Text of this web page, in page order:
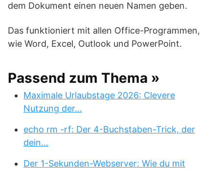
dem Dokument einen neuen Namen geben.
Das funktioniert mit allen Office-Programmen,
wie Word, Excel, Outlook und PowerPoint.
Passend zum Thema »
Maximale Urlaubstage 2026: Clevere
Nutzung der…
echo rm -rf: Der 4-Buchstaben-Trick, der
dein…
Der 1-Sekunden-Webserver: Wie du mit